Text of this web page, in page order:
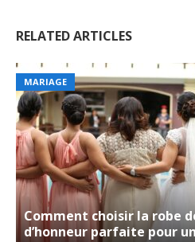
RELATED ARTICLES
MARIAGE
Comment choisir la robe
d’honneur parfaite pour